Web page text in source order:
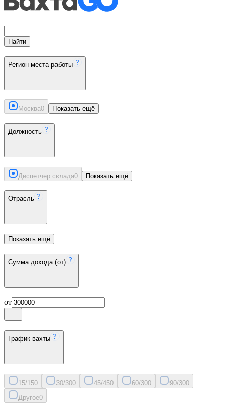
Найти
Регион места работы
Москва0 Показать ещё
Должность
Диспетчер склада0 Показать ещё
Отрасль
Показать ещё
Сумма дохода (от)
от
График вахты
15/150 30/300 45/450 60/300 90/300
Другое0